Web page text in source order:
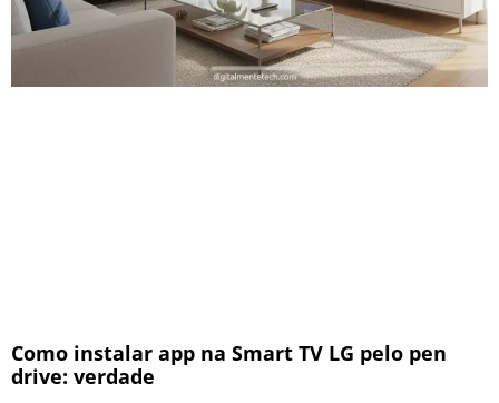
Como instalar app na Smart TV LG pelo pen
drive: verdade